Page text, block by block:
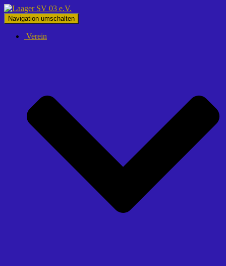
Navigation umschalten
Verein